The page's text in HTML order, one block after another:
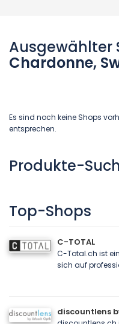
Ausgewählter
Chardonne,
Es sind noch keine Shops
entsprechen.
Produkte-
Top-Shops
C-TOTAL
C-Total.ch ist
sich auf
discountlens